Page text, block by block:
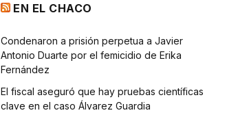
EN EL CHACO
Condenaron a prisión perpetua a Javier
Antonio Duarte por el femicidio de Erika
Fernández
El fiscal aseguró que hay pruebas científicas
clave en el caso Álvarez Guardia